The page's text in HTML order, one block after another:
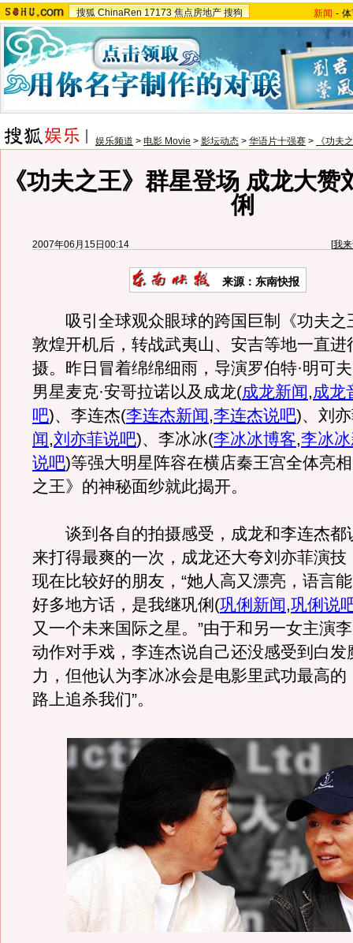
搜狐 ChinaRen 17173 焦点房地产 搜狗 新闻 -
娱乐频道 > 电影 Movie > 影坛动态 > 华语片十强赛 > 《功夫
《功夫之王》群星登场 成龙大赞
俐
2007年06月15日00:14 [我
来源：东南快报
吸引全球观众眼球的跨国巨制《功夫之
敦煌开机后，转战武夷山、安吉等地一直进
摄。昨日冒着绵绵细雨，导演罗伯特·明可
男星麦克·安哥拉诺以及成龙(成龙新闻,成龙
吧)、李连杰(李连杰新闻,李连杰说吧)、刘
闻,刘亦菲说吧)、李冰冰(李冰冰博客,李冰
说吧)等强大明星阵容在横店秦王宫全体亮
之王》的神秘面纱就此揭开。
谈到各自的拍摄感受，成龙和李连杰都
来打得最爽的一次，成龙还大夸刘亦菲演技
现在比较好的朋友，“她人高又漂亮，语言
好多地方话，是我继巩俐 (巩俐新闻,巩俐说
又一个未来国际之星。”由于和另一女主演
动作对手戏，李连杰说自己还没感受到白发
力，但他认为李冰冰会是电影里武功最高的
路上追杀我们”。